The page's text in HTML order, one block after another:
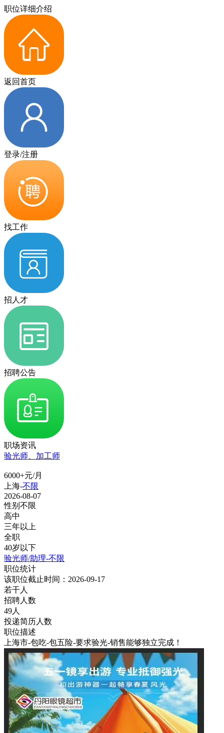
职位详细介绍
返回首页
登录/注册
找工作
招人才
招聘公告
职场资讯
验光师、加工师
6000+元/月
上海-不限
2026-08-07
性别不限
高中
三年以上
全职
40岁以下
验光师/助理-不限
职位统计
该职位截止时间：2026-09-17
若干人
招聘人数
49人
投递简历人数
职位描述
上海市-包吃-包五险-要求验光-销售能够独立完成！